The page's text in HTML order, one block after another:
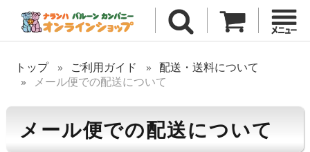
トップ ご利用ガイド
配送・送料について
メール便での配送について
メール便での配送について